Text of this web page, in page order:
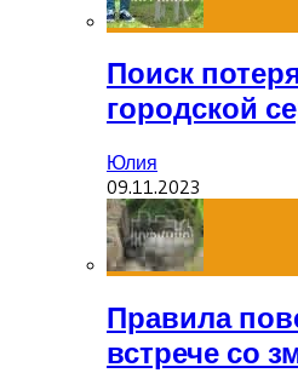
Поиск
городской
Юлия
09.11.2023
Правила
встрече со